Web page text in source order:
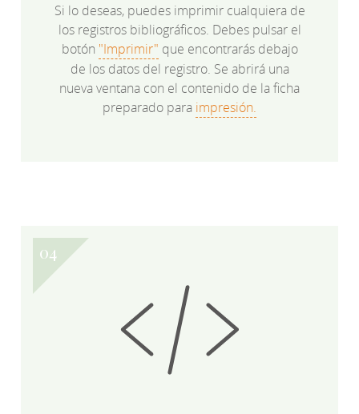
Si lo deseas, puedes imprimir cualquiera de
los registros bibliográficos. Debes pulsar el
botón "Imprimir" que encontrarás debajo
de los datos del registro. Se abrirá una
nueva ventana con el contenido de la ficha
preparado para impresión.